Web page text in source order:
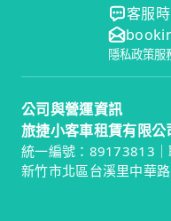
客服
隱私政策服
公司與營運資訊
旅捷小客車租賃有限公
統一編號：89173813
新竹市北區台溪里中華